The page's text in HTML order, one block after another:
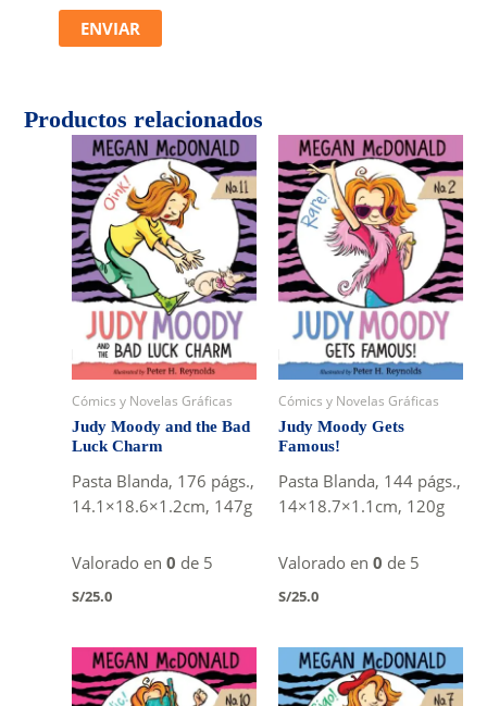
Productos relacionados
Cómics y Novelas Gráficas
Judy Moody and the Bad
Luck Charm
Pasta Blanda, 176 págs.,
14.1×18.6×1.2cm, 147g
Valorado en0 de 5
S/25.0
Cómics y Novelas Gráficas
Judy Moody Gets
Famous!
Pasta Blanda, 144 págs.,
14×18.7×1.1cm, 120g
Valorado en 0 de 5
S/25.0